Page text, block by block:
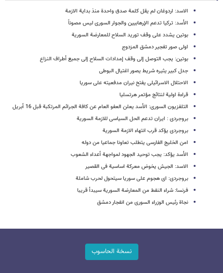
الاسد: اردوغان لم یقل کلمة صدق واحدة منذ بدایة الازمة
الأسد: ترکیا تدعم الإرهابیین والجوار السوری لیس مصوناً
بوتین یشدد على وقف تورید السلاح للمعارضة السوریة
اولى صور تفجیر دمشق المزدوج
بوتین: یجب التوصل إلى وقف إمدادات السلاح إلى جمیع أطراف النزاع
جدل کبیر یثیره شریط یصور اغتیال البوطی
الاحتلال الاسرائیلی یفتح نیران مدفعیته على سوریا
قراءة اولیة لنتائج مؤتمر هرتسلیا
التلفزیون السوری: الأسد یعلن العفو العام عن کافة الجرائم المرتکبة قبل 16 أبریل
بروجردی : ایران تدعم الحل السیاسی للازمة السوریة
بروجردی یؤکد قرب انتهاء الازمة السوریة
امن الخلیج الفارسی یتطلب تعاونا جماعیا من دوله
الأسد یؤکد: یجب توحید الجهود لمواجهة أعداء الشعوب
الاسد: الجیش یخوض معرکة اساسیة فی القصیر
بروجردی: ای هجوم على سوریا سیتحول لحرب شاملة
فرنسا: شراء النفط من المعارضة السوریة سیبدأ قریبا
نجاة رئیس الوزراء السوری من انفجار دمشق
نسخة الحاسوب